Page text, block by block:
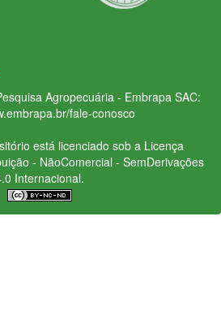
Agropecuária - Embrapa SAC:
fale-conosco
está licenciado sob a Licença
- NãoComercial - SemDerivações
Internacional.